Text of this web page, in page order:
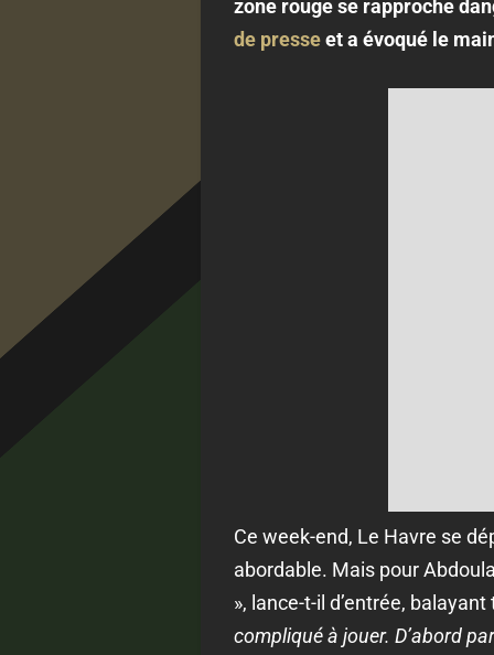
zone rouge se rapproche
de presseet a évoqué le
Ce week-end, Le Havre se
abordable. Mais pour
», lance-t-il d’entrée,
compliqué à jouer. D’abord